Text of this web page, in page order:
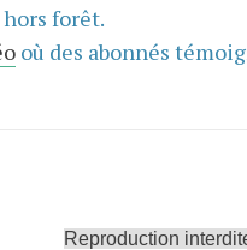
forêt.
où des abonnés
Reproduction